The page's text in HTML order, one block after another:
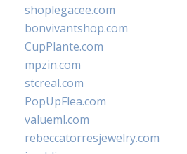
shoplegacee.com
bonvivantshop.com
CupPlante.com
mpzin.com
stcreal.com
PopUpFlea.com
valueml.com
rebeccatorresjewelry.com